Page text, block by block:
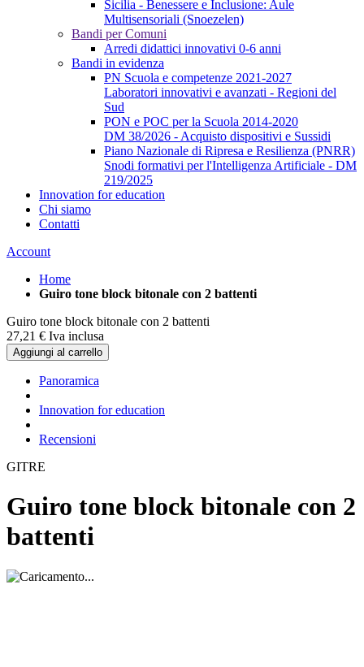
Sicilia - Benessere e Inclusione: Aule
Multisensoriali (Snoezelen)
Bandi per Comuni
Arredi didattici innovativi 0-6 anni
Bandi in evidenza
PN Scuola e competenze 2021-2027
Laboratori innovativi e avanzati - Regioni del
Sud
PON e POC per la Scuola 2014-2020
DM 38/2026 - Acquisto dispositivi e Sussidi
Piano Nazionale di Ripresa e Resilienza (PNRR)
Snodi formativi per l'Intelligenza Artificiale - DM
219/2025
Innovation for education
Chi siamo
Contatti
Account
Home
Guiro tone block bitonale con 2 battenti
Guiro tone block bitonale con 2 battenti
27,21 € Iva inclusa
Aggiungi al carrello
Panoramica
Innovation for education
Recensioni
GITRE
Guiro tone block bitonale con 2
battenti